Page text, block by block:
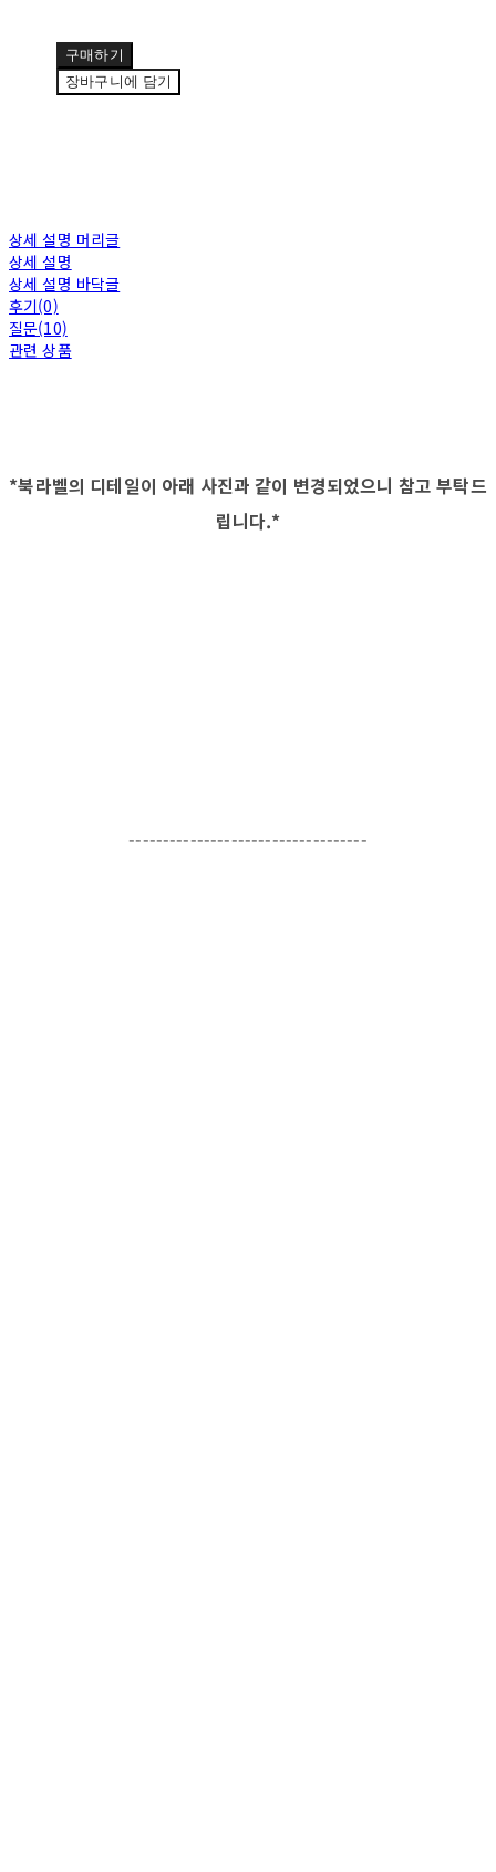
구매하기
장바구니에 담기
상세 설명 머리글
상세 설명
상세 설명 바닥글
후기(0)
질문(10)
관련 상품
*북라벨의 디테일이 아래 사진과 같이 변경되었으니 참고 부탁드
립니다.*
-----------------------------------